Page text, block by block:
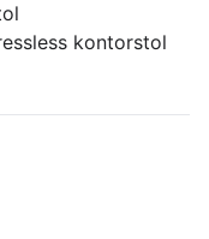
kontorstol